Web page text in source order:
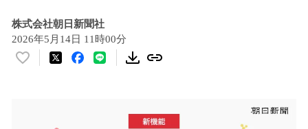
株式会社朝日新聞社
2026年5月14日 11時00分
い